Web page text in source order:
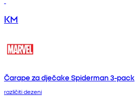
KM
Čarape za dječake Spiderman 3-pack
različiti dezeni